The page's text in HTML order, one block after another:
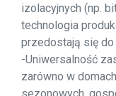
izolacyjnych (np.
technologia
przedostają się do
-Uniwersalność
zarówno w
sezonowych,